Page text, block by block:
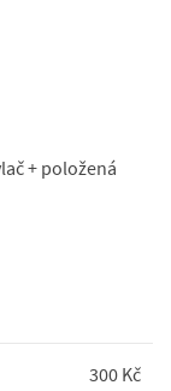
+ položená
300 Kč